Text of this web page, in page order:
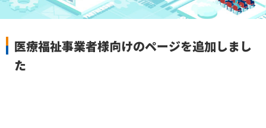
医療福祉事業者様向けのページを追加しまし
た